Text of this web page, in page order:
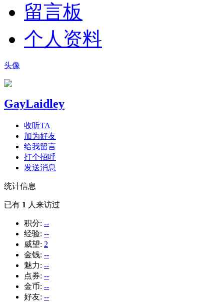
留言板
个人资料
头像
GayLaidley
收听TA
加为好友
给我留言
打个招呼
发送消息
统计信息
已有 1 人来访过
积分: --
经验: --
威望: 2
金钱: --
魅力: --
点券: --
金币: --
好友: --